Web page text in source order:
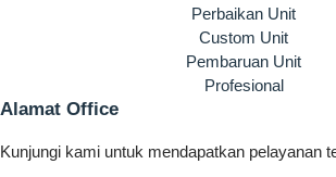
Perbaikan Unit
Custom Unit
Pembaruan Unit
Profesional
Alamat Office
Kunjungi kami untuk mendapatkan pelayanan